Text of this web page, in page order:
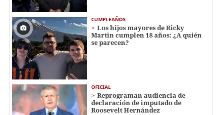
CUMPLEAÑOS
Los hijos mayores de Ricky
Martin cumplen 18 años: ¿A quién
se parecen?
OFICIAL
Reprograman audiencia de
declaración de imputado de
Roosevelt Hernández